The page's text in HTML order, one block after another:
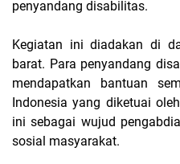
penyandang disabilitas.
Kegiatan ini diadakan di
barat. Para penyandang
mendapatkan bantuan
Indonesia yang diketuai
ini sebagai wujud
sosial masyarakat.